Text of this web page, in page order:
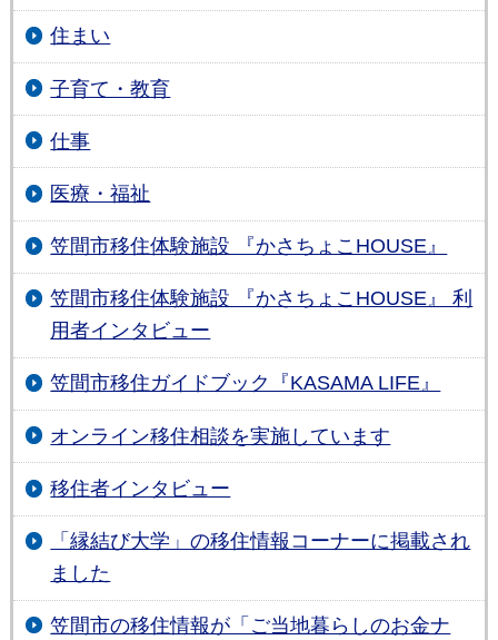
住まい
子育て・教育
仕事
医療・福祉
笠間市移住体験施設 『かさちょこHOUSE』
笠間市移住体験施設 『かさちょこHOUSE』 利
用者インタビュー
笠間市移住ガイドブック『KASAMA LIFE』
オンライン移住相談を実施しています
移住者インタビュー
「縁結び大学」の移住情報コーナーに掲載され
ました
笠間市の移住情報が「ご当地暮らしのお金ナ